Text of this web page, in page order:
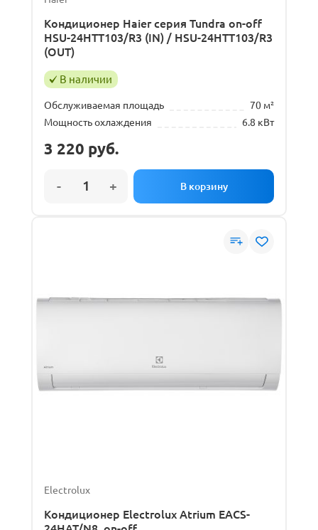
Кондиционер Haier серия Tundra on-off
HSU-24HTT103/R3 (IN) / HSU-24HTT103/R3
(OUT)
В наличии
Обслуживаемая площадь
70 м²
Мощность охлаждения
6.8 кВт
3 220 руб.
Electrolux
Кондиционер Electrolux Atrium EACS-